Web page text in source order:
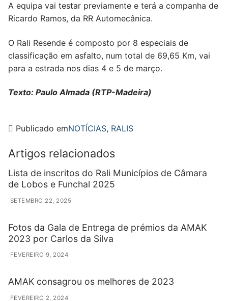
A equipa vai testar previamente e terá a companha de
Ricardo Ramos, da RR Automecânica.
O Rali Resende é composto por 8 especiais de
classificação em asfalto, num total de 69,65 Km, vai
para a estrada nos dias 4 e 5 de março.
Texto: Paulo Almada (RTP-Madeira)
Publicado emNOTÍCIAS, RALIS
Artigos relacionados
Lista de inscritos do Rali Municípios de Câmara
de Lobos e Funchal 2025
SETEMBRO 22, 2025
Fotos da Gala de Entrega de prémios da AMAK
2023 por Carlos da Silva
FEVEREIRO 9, 2024
AMAK consagrou os melhores de 2023
FEVEREIRO 2, 2024